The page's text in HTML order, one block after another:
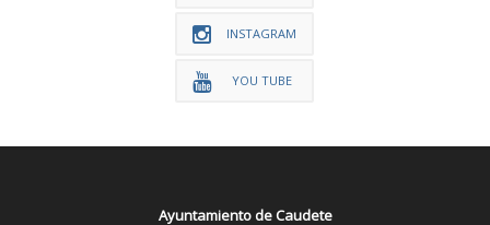
INSTAGRAM
YOU TUBE
Ayuntamiento de Caudete